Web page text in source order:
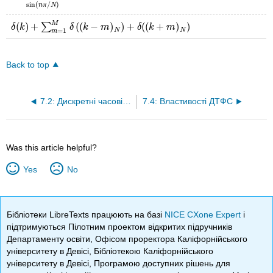
sin(nπ/N)
δ(k) + ∑M
m=1 δ ((k − m)N ) + δ((k + m)N )
δ(k)+∑ m =1 M δ( (k− m) N)+δ( k+m)N )
Back to top
7.2: Дискретні часові ряди Фур'є (DTFS) 7.4: Властивості ДТФС
Was this article helpful?
Yes No
Бібліотеки LibreTexts працюють на базі NICE CXone Expert і
підтримуються Пілотним проектом відкритих підручників
Департаменту освіти, Офісом проректора Каліфорнійського
університету в Девісі, Бібліотекою Каліфорнійського
університету в Девісі, Програмою доступних рішень для